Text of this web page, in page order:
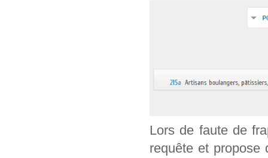
Lors de faute de
requête et propose